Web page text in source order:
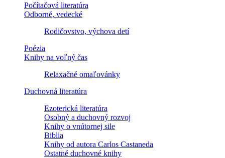
Počítačová literatúra
Odborné, vedecké
Rodičovstvo, výchova detí
Poézia
Knihy na voľný čas
Relaxačné omaľovánky
Duchovná literatúra
Ezoterická literatúra
Osobný a duchovný rozvoj
Knihy o vnútornej sile
Biblia
Knihy od autora Carlos Castaneda
Ostatné duchovné knihy